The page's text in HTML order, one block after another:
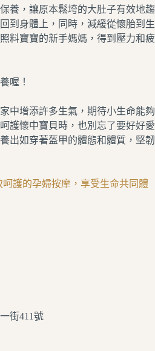
養，讓原本鬆垮的大肚子有效地趨
到身體上，同時，減緩從懷胎到生
料寶寶的新手媽媽，得到壓力和疲
喔！
中增添許多生氣，期待小生命能夠
護懷中寶貝時，也別忘了要好好愛
出如穿著盔甲的體態和體質，堅韌
護的孕婦按摩，享受生命共同體
街411號